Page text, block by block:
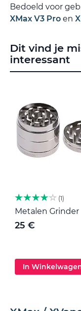
Bedoeld voor
XMax V3 Pro en
Dit vind je
interessant
1
Metalen Grinder
25 €
In